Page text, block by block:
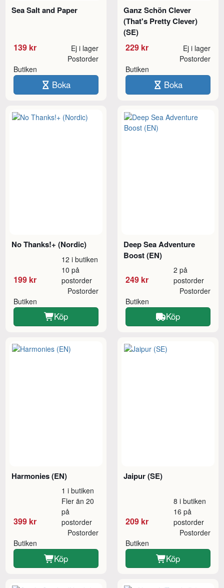
Sea Salt and Paper
139 kr Ej i lager
Butiken
Postorder
Boka
Ganz Schön Clever
(That's Pretty Clever)
(SE)
229 kr Ej i lager
Butiken
Postorder
Boka
No Thanks!+ (Nordic)
199 kr
12 i butiken
10 på
postorder
Butiken
Postorder
Köp
Deep Sea Adventure
Boost (EN)
249 kr
2 på
postorder
Butiken
Postorder
Köp
Harmonies (EN)
399 kr
1 i butiken
Fler än 20
på
postorder
Butiken
Postorder
Köp
Jaipur (SE)
209 kr
8 i butiken
16 på
postorder
Butiken
Postorder
Köp